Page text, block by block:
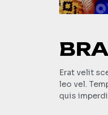
Erat velit
leo vel.
quis